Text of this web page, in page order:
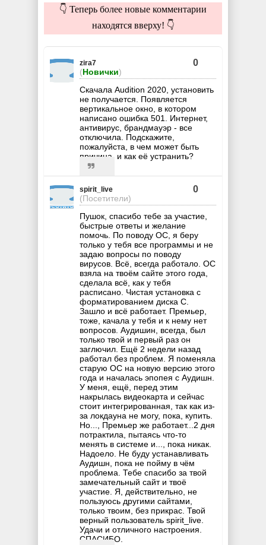
👇 Теперь более новые комментарии
находятся вверху! 👇
zira7
(Новички)
0
Скачала Audition 2020, установить
не получается. Появляется
вертикальное окно, в котором
написано ошибка 501. Интернет,
антивирус, брандмауэр - все
отключила. Подскажите,
пожалуйста, в чем может быть
причина, и как её устранить?
spirit_live
(Посетители)
0
Пушок, спасибо тебе за участие,
быстрые ответы и желание
помочь. По поводу ОС, я беру
только у тебя все программы и не
задаю вопросы по поводу
вирусов. Всё, всегда работало. ОС
взяла на твоём сайте этого года,
сделала всё, как у тебя
расписано. Чистая установка с
форматированием диска С.
Зашло и всё работает. Премьер,
тоже, качала у тебя и к нему нет
вопросов. Аудишин, всегда, был
только твой и первый раз он
заглючил. Ещё 2 недели назад
работал без проблем. Я поменяла
старую ОС на новую версию этого
года и началась эпопея с Аудишн.
У меня, ещё, перед этим
накрылась видеокарта и сейчас
стоит интегрированная, так как из-
за локдауна не могу, пока, купить.
Но..., Премьер же работает...2 дня
потрактила, пытаясь что-то
менять в системе и..., пока никак.
Надоело. Не буду устанавливать
Аудишн, пока не пойму в чём
проблема. Тебе спасибо за твой
замечательный сайт и твоё
участие. Я, действительно, не
пользуюсь другими сайтами,
только твоим, без прикрас. Твой
верный пользователь spirit_live.
Удачи и отличного настроения.
СПАСИБО.